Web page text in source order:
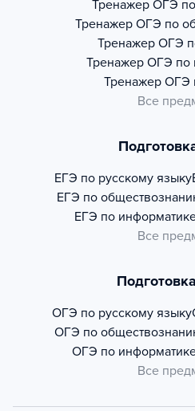
Тренажер ОГЭ
Тренажер ОГЭ по
Тренажер ОГЭ
Тренажер ОГЭ по
Тренажер ОГЭ
Все
ЕГЭ по русскому языку
ЕГЭ по
ЕГЭ по
Все
ОГЭ по русскому языку
ОГЭ по
ОГЭ по
Все